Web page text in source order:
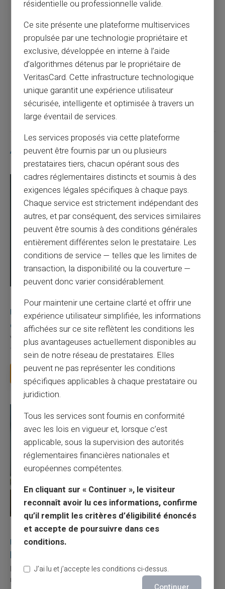
Article précédent
Apprendre la gestion financière aux jeunes
avec une carte prépayée
Article suivant
Articles similaires
03/08/2026 Carte prépayée
Une carte bancaire gratuite sans compte, ça
existe ?
Vous avez tapé cette recherche parce que votre banque vous
facture 50 € par an pour une carte que vo...
Lire la suite
27/07/2026 Veritas Carte prépayée
Utilisation responsable du paiement mobile avec
la carte Veritas
Le paiement mobile s'est imposé dans les habitudes quotidiennes,
mais il appelle des réflexes pour é...
résidentielle ou professionnelle valide.
Ce site présente une plateforme multiservices
propulsée par une technologie propriétaire et
exclusive, développée en interne à l’aide
d’algorithmes détenus par le propriétaire de
VeritasCard. Cette infrastructure technologique
unique garantit une expérience utilisateur
sécurisée, intelligente et optimisée à travers un
large éventail de services.
Les services proposés via cette plateforme
peuvent être fournis par un ou plusieurs
prestataires tiers, chacun opérant sous des
cadres réglementaires distincts et soumis à des
exigences légales spécifiques à chaque pays.
Chaque service est strictement indépendant des
autres, et par conséquent, des services similaires
peuvent être soumis à des conditions générales
entièrement différentes selon le prestataire. Les
conditions de service — telles que les limites de
transaction, la disponibilité ou la couverture —
peuvent donc varier considérablement.
Pour maintenir une certaine clarté et offrir une
expérience utilisateur simplifiée, les informations
affichées sur ce site reflètent les conditions les
plus avantageuses actuellement disponibles au
sein de notre réseau de prestataires. Elles
peuvent ne pas représenter les conditions
spécifiques applicables à chaque prestataire ou
juridiction.
Tous les services sont fournis en conformité
avec les lois en vigueur et, lorsque c’est
applicable, sous la supervision des autorités
réglementaires financières nationales et
européennes compétentes.
En cliquant sur « Continuer », le visiteur
reconnaît avoir lu ces informations, confirme
qu’il remplit les critères d’éligibilité énoncés
et accepte de poursuivre dans ces
conditions.
J’ai lu et j’accepte les conditions ci-dessus.